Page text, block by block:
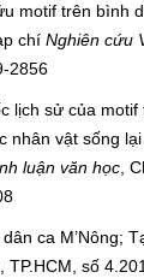
motif trên bình
chí Nghiên cứu
2856
lịch sử của motif
nhân vật sống
luận văn học,
ca M’Nông;
TP.HCM, số